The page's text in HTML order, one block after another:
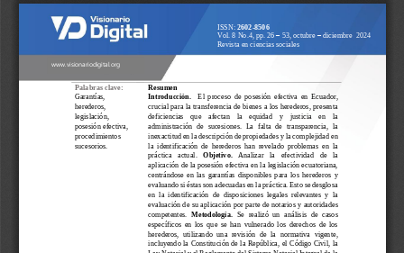
ISSN: 2602- 8506
Vol. 8 No.4, pp. 26 – 53, octubre – diciembre 2024
Revista en ciencias sociales
www.visionariodigital.org
Palabras clave:
Garantías,
herederos,
legislación,
posesión efectiva,
procedimientos
sucesorios.
Resumen
Introducción.
El  proceso  de  posesión  efectiva  en  Ecuador,
crucial para la transferencia de bienes a los herederos, presenta
deficiencias    que    afectan    la    equidad    y    justicia    en    la
administración  de  sucesiones.  La  falta  de  transparencia,  la
inexactitud en la descripción de propiedades y la complejidad en
la  identificación  de  herederos  han  revelado  problemas  en  la
práctica   actual.
Objetivo.
Analizar   la   efectividad   de   la
aplicación de la posesión efectiva en la legislación ecuatoriana,
centrándose  en  las  garantías  disponibles  para  los  herederos  y
evaluando si éstas son adecuadas en la práctica. Esto se desglosa
en  la  identificación  de disposiciones  legales  relevantes  y  la
evaluación de su aplicación por parte de notarios y autoridades
competentes.
Metodología.
Se  realizó  un  análisis  de  casos
específicos  en  los  que  se  han  vulnerado  los  derechos  de  los
herederos,  utilizando  una  revisión de  la  normativa  vigente,
incluyendo la Constitución de la República, el Código Civil, la